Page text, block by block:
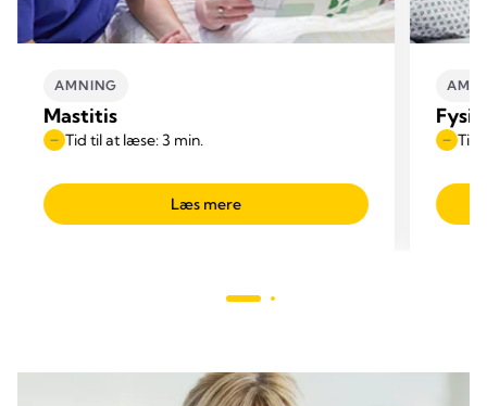
AMNING
Mastitis
Tid til at læse: 3 min.
Læs mere
Tid